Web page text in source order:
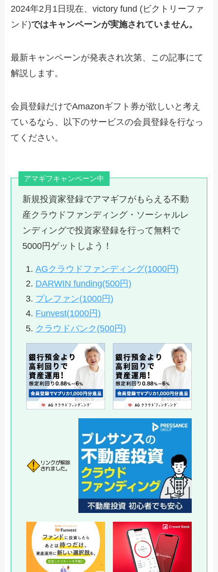
2024年2月1日現在、victory fund (ビクトリーファ
ンド)ではキャンペーンが実施されていません。
最新キャンペーンが発表され次第、この記事にて
解説します。
会員登録だけでAmazonギフト券が欲しいと考え
ているなら、以下のサービスの会員登録を行なっ
てください。
アマギフキャンペーン中
新規投資家登録でアマギフがもらえる不動
産クラウドファンディング・ソーシャルレ
ンディングで投資家登録を行って無料で
5000円ゲットしよう！
AGクラウドファンディング(1000円)
DARWIN funding(500円)
プレファン(1000円)
Funvest(1000円)
クラウドバンク(500円)